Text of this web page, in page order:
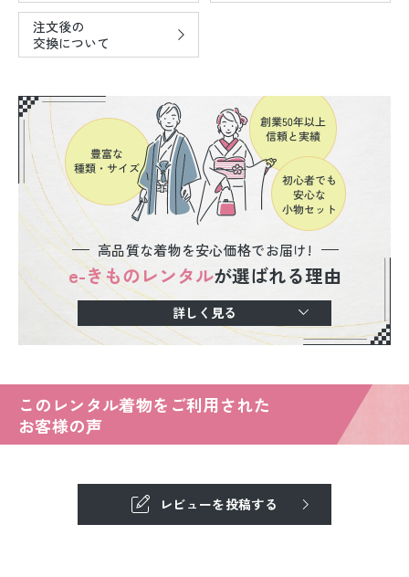
注文後の
交換について
高品質な着物を安心価格でお届け!
e-きものレンタルが選ばれる理由
詳しく見る
このレンタル着物をご利用された
お客様の声
レビューを投稿する